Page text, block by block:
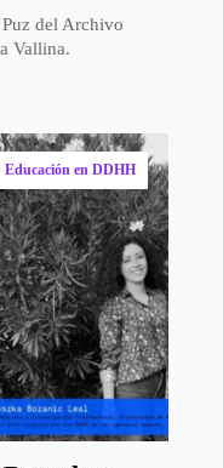
del Archivo
Educación en DDHH